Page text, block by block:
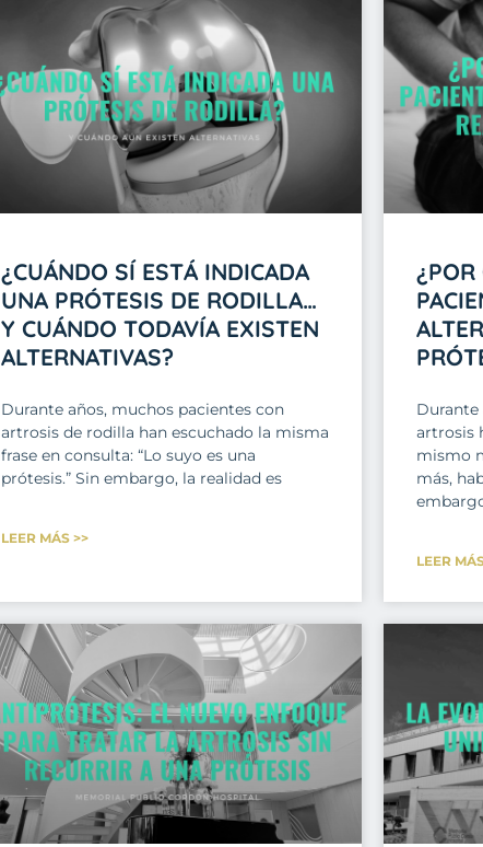
¿CUÁNDO SÍ ESTÁ INDICADA
UNA PRÓTESIS DE RODILLA…
Y CUÁNDO TODAVÍA EXISTEN
ALTERNATIVAS?
Durante años, muchos pacientes con
artrosis de rodilla han escuchado la misma
frase en consulta: “Lo suyo es una
prótesis.” Sin embargo, la realidad es
LEER MÁS >>
¿POR
Durante
artrosis
mismo
más,
LEER